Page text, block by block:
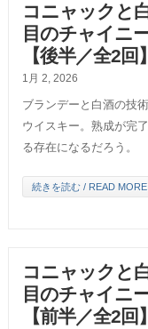
コニャックと
目のチャイニ
【後半／全2回】
1月 2, 2026
ブランデーと白酒の技
ウイスキー。熟成が完
る存在になるだろう。
続きを読む / READ MORE
コニャックと
目のチャイニ
【前半／全2回】